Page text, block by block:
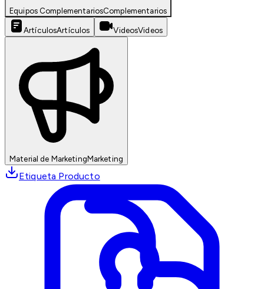
Equipos ComplementariosComplementarios
ArtículosArtículos VideosVideos
Material de MarketingMarketing
Etiqueta Producto